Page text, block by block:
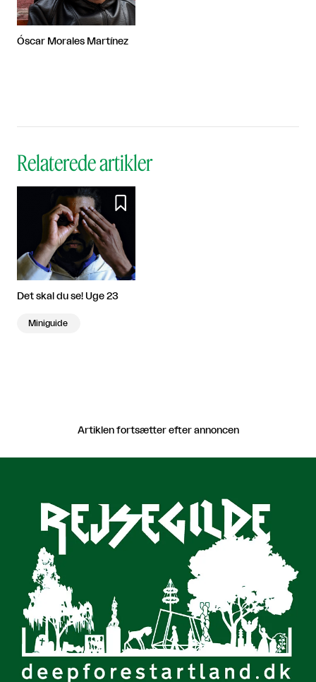
Óscar Morales Martínez
Relaterede artikler

Det skal du se! Uge 23
Miniguide
Artiklen fortsætter efter annoncen